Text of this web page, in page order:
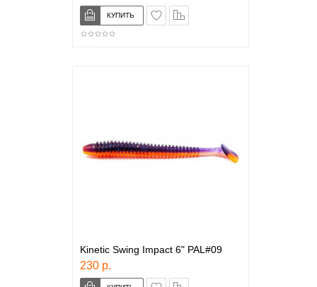
в закладки
Kinetic Swing Impact 6" PAL#09
230 р.
в закладки